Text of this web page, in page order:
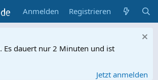
Anmelden Registrieren
. Es dauert nur 2 Minuten und ist
Jetzt anmelden